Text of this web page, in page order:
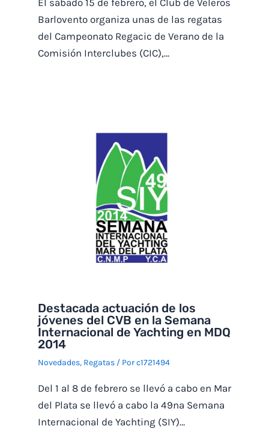
El sábado 15 de febrero, el Club de Veleros
Barlovento organiza unas de las regatas
del Campeonato Regacic de Verano de la
Comisión Interclubes (CIC),…
Destacada actuación de los
jóvenes del CVB en la Semana
Internacional de Yachting en MDQ
2014
Novedades, Regatas/ Porc1721494
Del 1 al 8 de febrero se llevó a cabo en Mar
del Plata se llevó a cabo la 49na Semana
Internacional de Yachting (SIY)…